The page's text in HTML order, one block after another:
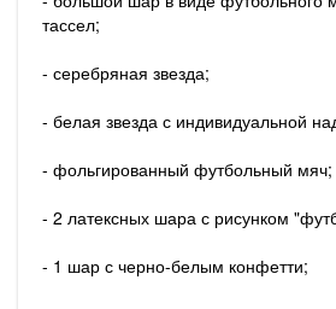
тассел;
- серебряная звезда;
- белая звезда с индивидуальной
- фольгированный футбольный мяч;
- 2 латексных шара с рисунком
- 1 шар с черно-белым конфетти;